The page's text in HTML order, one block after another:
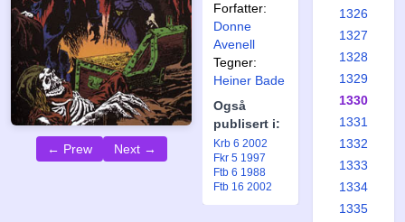
← Prew Next →
Forfatter:
Donne
Avenell
Tegner:
Heiner Bade
Også
publisert i:
Krb 6 2002
Fkr 5 1997
Ftb 6 1988
Ftb 16 2002
1326
1327
1328
1329
1330
1331
1332
1333
1334
1335